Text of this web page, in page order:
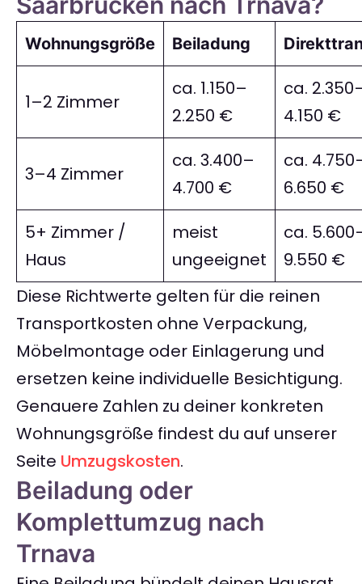
Wohnungsgröße Beiladung
1–2 Zimmer
ca. 1.150–
2.250 €
ca.
4.150 €
3–4 Zimmer
ca. 3.400–
4.700 €
ca.
6.650 €
5+ Zimmer /
Haus
meist
ungeeignet
ca.
9.550 €
Diese Richtwerte gelten für die reinen
Transportkosten ohne Verpackung,
Möbelmontage oder Einlagerung und
ersetzen keine individuelle Besichtigung.
Genauere Zahlen zu deiner konkreten
Wohnungsgröße findest du auf unserer
Seite Umzugskosten.
Beiladung oder
Komplettumzug nach
Trnava